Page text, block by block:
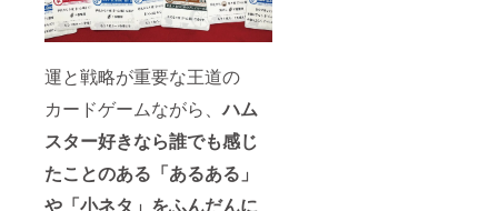
運と戦略が重要な王道の
カードゲームながら、ハム
スター好きなら誰でも感じ
たことのある「あるある」
や「小ネタ」をふんだんに